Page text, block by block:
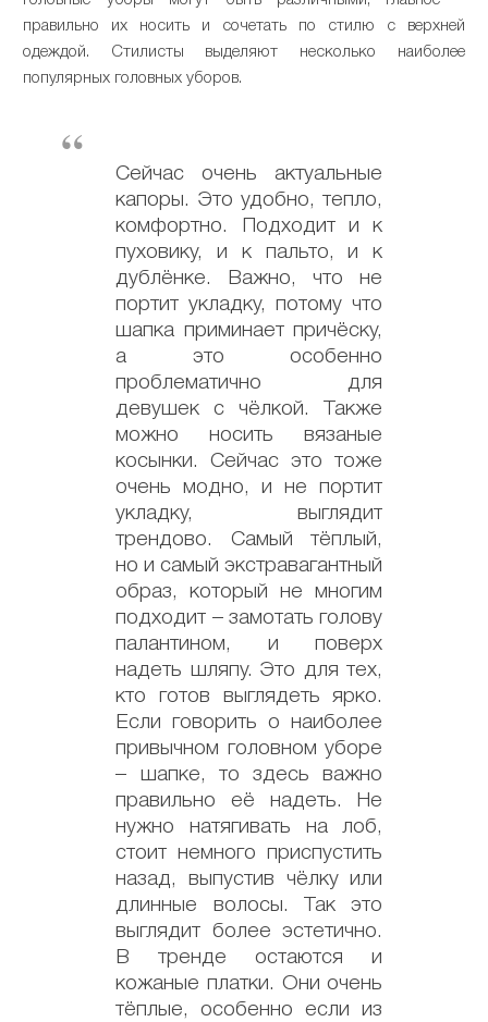
правильно их носить и сочетать по стилю с верхней
одеждой. Стилисты выделяют несколько наиболее
популярных головных уборов.
Сейчас очень актуальные
капоры. Это удобно, тепло,
комфортно. Подходит и к
пуховику, и к пальто, и к
дублёнке. Важно, что не
портит укладку, потому что
шапка приминает причёску,
а это особенно
проблематично для
девушек с чёлкой. Также
можно носить вязаные
косынки. Сейчас это тоже
очень модно, и не портит
укладку, выглядит
трендово. Самый тёплый,
но и самый экстравагантный
образ, который не многим
подходит – замотать голову
палантином, и поверх
надеть шляпу. Это для тех,
кто готов выглядеть ярко.
Если говорить о наиболее
привычном головном уборе
– шапке, то здесь важно
правильно её надеть. Не
нужно натягивать на лоб,
стоит немного приспустить
назад, выпустив чёлку или
длинные волосы. Так это
выглядит более эстетично.
В тренде остаются и
кожаные платки. Они очень
тёплые, особенно если из